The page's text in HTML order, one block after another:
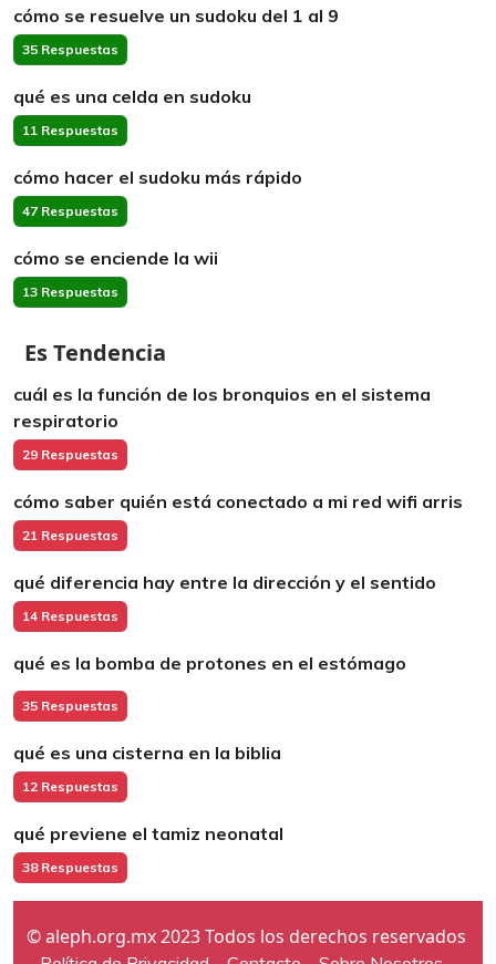
cómo se resuelve un sudoku del 1 al 9
35 Respuestas
qué es una celda en sudoku
11 Respuestas
cómo hacer el sudoku más rápido
47 Respuestas
cómo se enciende la wii
13 Respuestas
Es Tendencia
cuál es la función de los bronquios en el sistema
respiratorio
29 Respuestas
cómo saber quién está conectado a mi red wifi arris
21 Respuestas
qué diferencia hay entre la dirección y el sentido
14 Respuestas
qué es la bomba de protones en el estómago
35 Respuestas
qué es una cisterna en la biblia
12 Respuestas
qué previene el tamiz neonatal
38 Respuestas
© aleph.org.mx 2023 Todos los derechos reservados